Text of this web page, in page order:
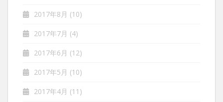
2017年8月 (10)
2017年7月 (4)
2017年6月 (12)
2017年5月 (10)
2017年4月 (11)